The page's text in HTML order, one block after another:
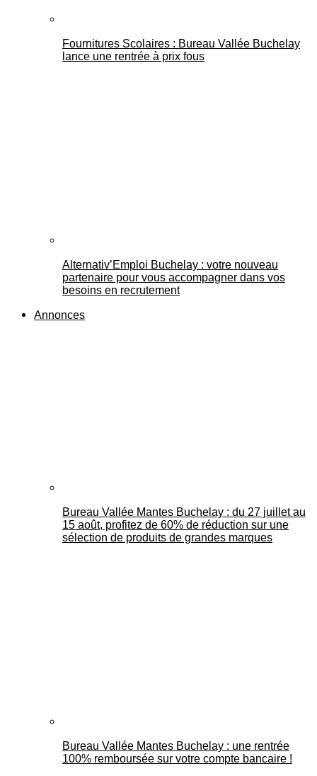
Fournitures Scolaires : Bureau Vallée Buchelay
lance une rentrée à prix fous
Alternativ’Emploi Buchelay : votre nouveau
partenaire pour vous accompagner dans vos
besoins en recrutement
Annonces
Bureau Vallée Mantes Buchelay : du 27 juillet au
15 août, profitez de 60% de réduction sur une
sélection de produits de grandes marques
Bureau Vallée Mantes Buchelay : une rentrée
100% remboursée sur votre compte bancaire !